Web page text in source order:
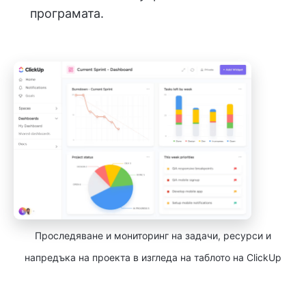
програмата.
Проследяване и мониторинг на задачи, ресурси и
напредъка на проекта в изгледа на таблото на ClickUp